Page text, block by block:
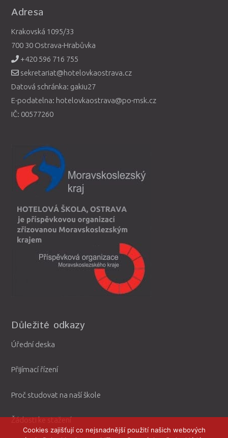
Adresa
Krakovská 1095/33
700 30 Ostrava-Hrabůvka
+420 596 716 755
sekretariat@hotelovkaostrava.cz
Datová schránka: gakiu27
E-podatelna: hotelovkaostrava@po-msk.cz
IČ: 00577260
Důležité odkazy
Úřední deska
Přijímací řízení
Proč studovat na naší škole
Žádosti ke stažení
Cookies zajišťují co nejsnadnější použití našich webových